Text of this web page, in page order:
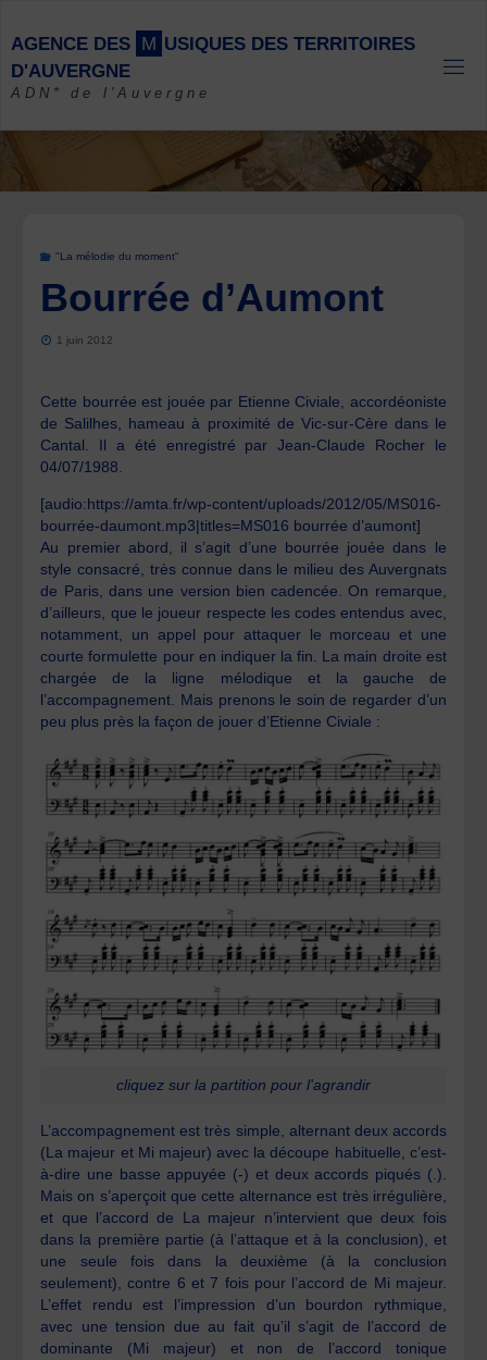
content
AGENCE DES M USIQUES DES TERRITOIRES
D'AUVERGNE
ADN* de l'Auvergne
"La mélodie du moment"
Bourrée d’Aumont
1 juin 2012
Cette bourrée est jouée par Etienne Civiale, accordéoniste
de Salilhes, hameau à proximité de Vic-sur-Cère dans le
Cantal. Il a été enregistré par Jean-Claude Rocher le
04/07/1988.
[audio:https://amta.fr/wp-content/uploads/2012/05/MS016-
bourrée-daumont.mp3|titles=MS016 bourrée d’aumont]
Au premier abord, il s’agit d’une bourrée jouée dans le
style consacré, très connue dans le milieu des Auvergnats
de Paris, dans une version bien cadencée. On remarque,
d’ailleurs, que le joueur respecte les codes entendus avec,
notamment, un appel pour attaquer le morceau et une
courte formulette pour en indiquer la fin. La main droite est
chargée de la ligne mélodique et la gauche de
l’accompagnement. Mais prenons le soin de regarder d’un
peu plus près la façon de jouer d’Etienne Civiale :
cliquez sur la partition pour l'agrandir
L’accompagnement est très simple, alternant deux accords
(La majeur et Mi majeur) avec la découpe habituelle, c’est-
à-dire une basse appuyée (-) et deux accords piqués (.).
Mais on s’aperçoit que cette alternance est très irrégulière,
et que l’accord de La majeur n’intervient que deux fois
dans la première partie (à l’attaque et à la conclusion), et
une seule fois dans la deuxième (à la conclusion
seulement), contre 6 et 7 fois pour l’accord de Mi majeur.
L’effet rendu est l’impression d’un bourdon rythmique,
avec une tension due au fait qu’il s’agit de l’accord de
dominante (Mi majeur) et non de l’accord tonique